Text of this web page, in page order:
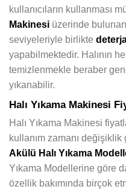
kullanıcıların kullanması
Makinesi üzerinde
seviyeleriyle birlikte
yapabilmektedir. Halının
temizlenmekle beraber
yıkanabilir.
Halı Yıkama Makinesi
Halı Yıkama Makinesi
kullanım zamanı
Akülü Halı Yıkama
Yıkama Modellerine göre
özellik bakımında birçok